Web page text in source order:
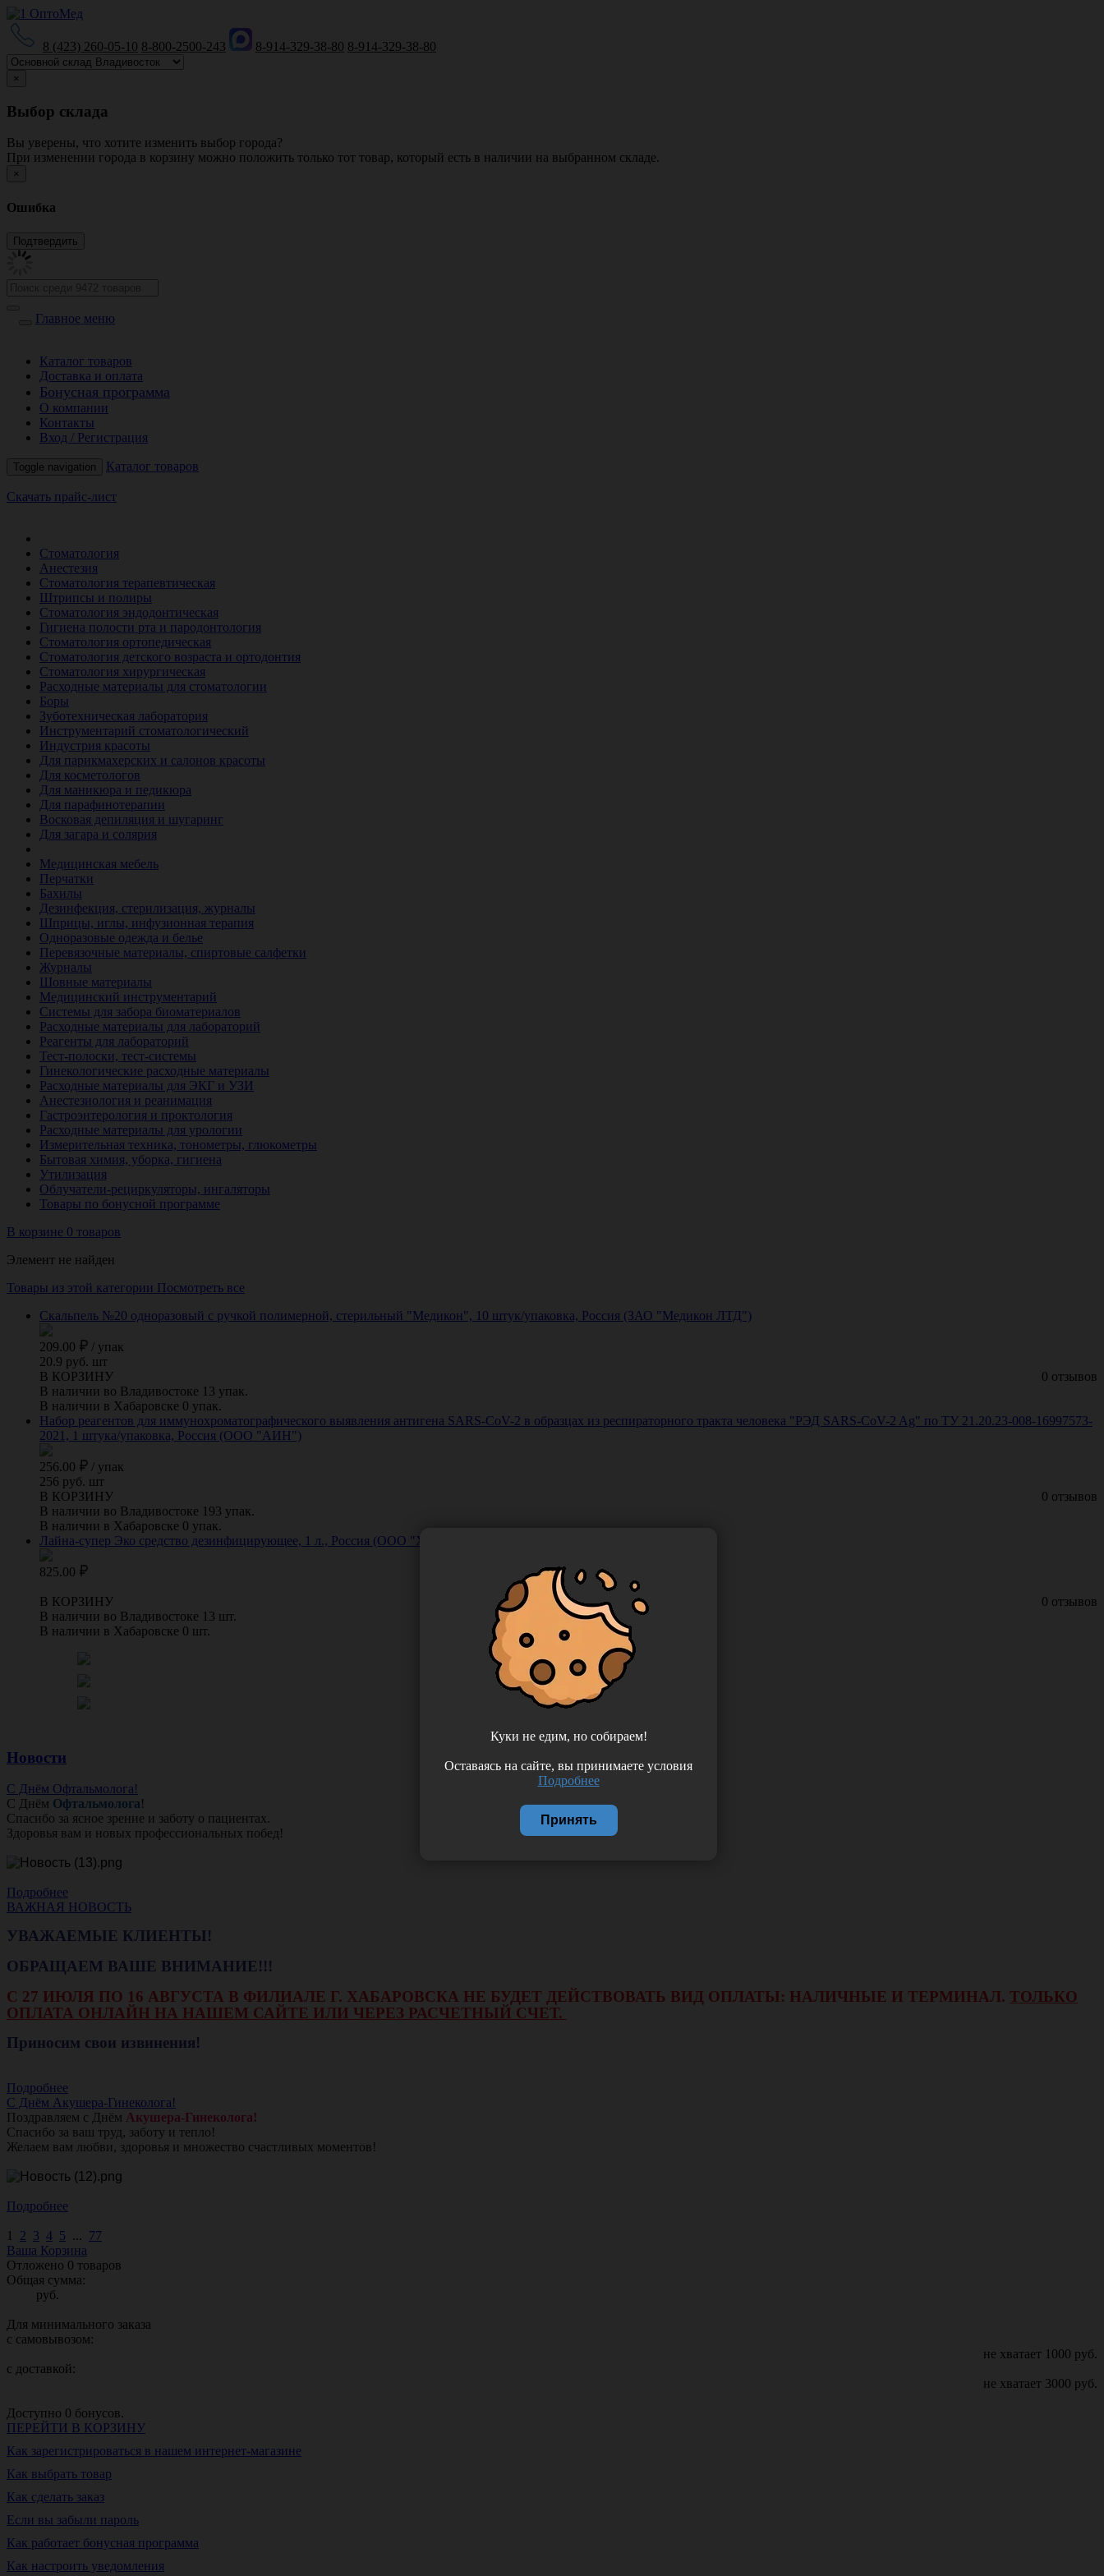
8 (423) 260-05-10 8-800-2500-243 8-914-329-38-80 8-914-329-38-80
×
Выбор склада
Вы уверены, что хотите изменить выбор города?
При изменении города в корзину можно положить только тот товар, который есть в наличии на выбранном складе.
×
Ошибка
Главное меню
Каталог товаров
Доставка и оплата
Бонусная программа
О компании
Контакты
Вход / Регистрация
Toggle navigation Каталог товаров
Скачать прайс-лист
Стоматология
Анестезия
Стоматология терапевтическая
Штрипсы и полиры
Стоматология эндодонтическая
Гигиена полости рта и пародонтология
Стоматология ортопедическая
Стоматология детского возраста и ортодонтия
Стоматология хирургическая
Расходные материалы для стоматологии
Боры
Зуботехническая лаборатория
Инструментарий стоматологический
Индустрия красоты
Для парикмахерских и салонов красоты
Для косметологов
Для маникюра и педикюра
Для парафинотерапии
Восковая депиляция и шугаринг
Для загара и солярия
Медицинская мебель
Перчатки
Бахилы
Дезинфекция, стерилизация, журналы
Шприцы, иглы, инфузионная терапия
Одноразовые одежда и белье
Перевязочные материалы, спиртовые салфетки
Журналы
Шовные материалы
Медицинский инструментарий
Системы для забора биоматериалов
Расходные материалы для лабораторий
Реагенты для лабораторий
Тест-полоски, тест-системы
Гинекологические расходные материалы
Расходные материалы для ЭКГ и УЗИ
Анестезиология и реанимация
Гастроэнтерология и проктология
Расходные материалы для урологии
Измерительная техника, тонометры, глюкометры
Бытовая химия, уборка, гигиена
Утилизация
Облучатели-рециркуляторы, ингаляторы
Товары по бонусной программе
В корзине 0 товаров
Элемент не найден
Товары из этой категории Посмотреть все
Скальпель №20 одноразовый с ручкой полимерной, стерильный "Медикон", 10 штук/упаковка, Россия (ЗАО "Медикон ЛТД")
209.00 / упак
20.9 руб. шт
0 отзывов
В КОРЗИНУ
В наличии во Владивостоке 13 упак.
В наличии в Хабаровске 0 упак.
Набор реагентов для иммунохроматографического выявления антигена SARS-CoV-2 в образцах из респираторного тракта человека "РЭД SARS-CoV-2 Ag" по ТУ 21.20.23-008-16997573-
2021, 1 штука/упаковка, Россия (ООО "АИН")
256.00 / упак
256 руб. шт
0 отзывов
В КОРЗИНУ
В наличии во Владивостоке 193 упак.
В наличии в Хабаровске 0 упак.
Лайна-супер Эко средство дезинфицирующее, 1 л., Россия (ООО "Хемилайн")
825.00
0 отзывов
В КОРЗИНУ
В наличии во Владивостоке 13 шт.
В наличии в Хабаровске 0 шт.
Новости
С Днём Офтальмолога!
С Днём Офтальмолога!
Спасибо за ясное зрение и заботу о пациентах.
Здоровья вам и новых профессиональных побед!
Подробнее
ВАЖНАЯ НОВОСТЬ
УВАЖАЕМЫЕ КЛИЕНТЫ!
ОБРАЩАЕМ ВАШЕ ВНИМАНИЕ!!!
С 27 ИЮЛЯ ПО 16 АВГУСТА В ФИЛИАЛЕ Г. ХАБАРОВСКА НЕ БУДЕТ ДЕЙСТВОВАТЬ ВИД ОПЛАТЫ: НАЛИЧНЫЕ И ТЕРМИНАЛ. ТОЛЬКО
ОПЛАТА ОНЛАЙН НА НАШЕМ САЙТЕ ИЛИ ЧЕРЕЗ РАСЧЕТНЫЙ СЧЕТ.
Приносим свои извинения!
Подробнее
С Днём Акушера-Гинеколога!
Поздравляем с Днём Акушера-Гинеколога!
Спасибо за ваш труд, заботу и тепло!
Желаем вам любви, здоровья и множество счастливых моментов!
Подробнее
1 2 3 4 5 ... 77
Ваша Корзина
Отложено 0 товаров
Общая сумма:
руб.
Для минимального заказа
с самовывозом:
не хватает 1000 руб.
с доставкой:
не хватает 3000 руб.
Доступно 0 бонусов.
ПЕРЕЙТИ В КОРЗИНУ
Как зарегистрироваться в нашем интернет-магазине
Как выбрать товар
Как сделать заказ
Если вы забыли пароль
Как работает бонусная программа
Как настроить уведомления
Куки не едим, но собираем!
Оставаясь на сайте, вы принимаете условия
Подробнее
Принять